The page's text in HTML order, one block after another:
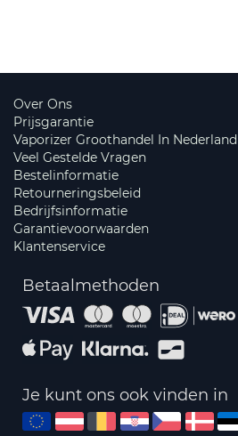
Over Ons
Prijsgarantie
Vaporizer Groothandel In Nederland
Veel Gestelde Vragen
Bestelinformatie
Retourneringsbeleid
Bedrijfsinformatie
Garantievoorwaarden
Klantenservice
Betaalmethoden
Je kunt ons ook vinden in